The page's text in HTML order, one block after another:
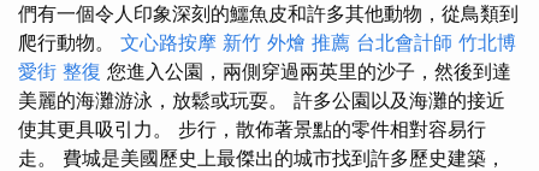
們有一個令人印象深刻的鱷魚皮和許多其他動物，從鳥類到
爬行動物。 文心路按摩 新竹 外燴 推薦 台北會計師 竹北博
愛街 整復 您進入公園，兩側穿過兩英里的沙子，然後到達
美麗的海灘游泳，放鬆或玩耍。 許多公園以及海灘的接近
使其更具吸引力。 步行，散佈著景點的零件相對容易行
走。 費城是美國歷史上最傑出的城市找到許多歷史建築，